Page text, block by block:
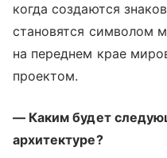
когда создаются
становятся символом
на переднем крае
проектом.
— Каким будет
архитектуре?